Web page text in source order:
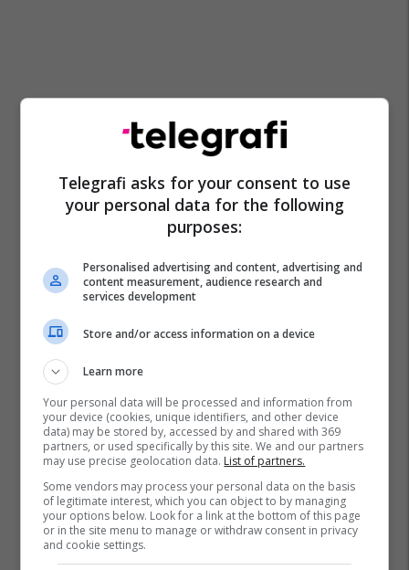
Telegrafi asks for your consent to use
your personal data for the following
purposes:
Personalised advertising and content, advertising and
content measurement, audience research and
services development
Store and/or access information on a device
Learn more
Your personal data will be processed and information from
your device (cookies, unique identifiers, and other device
data) may be stored by, accessed by and shared with 369
partners, or used specifically by this site. We and our partners
may use precise geolocation data. List of partners.
Some vendors may process your personal data on the basis
of legitimate interest, which you can object to by managing
your options below. Look for a link at the bottom of this page
or in the site menu to manage or withdraw consent in privacy
and cookie settings.